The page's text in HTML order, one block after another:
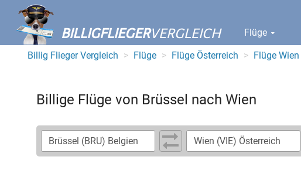
BILLIGFLIEGERVERGLEICH Flüge
Billig Flieger Vergleich Flüge Flüge Österreich Flüge Wien
Billige Flüge von Brüssel nach Wien